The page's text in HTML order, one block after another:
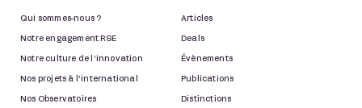
Qui sommes-nous ?
Notre engagement RSE
Notre culture de l’innovation
Nos projets à l’international
Nos Observatoires
Articles
Deals
Évènements
Publications
Distinctions